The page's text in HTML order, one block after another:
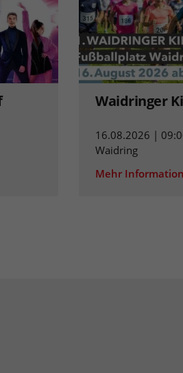
Waidringer
16.08.2026 |
Waidring
Mehr